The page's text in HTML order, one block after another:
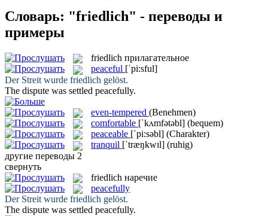
Словарь: "friedlich" - переводы и
примеры
friedlich прилагательное
peaceful [ˈpi:sful]
Der Streit wurde friedlich gelöst.
The dispute was settled peacefully.
even-tempered (Benehmen)
comfortable [ˈkʌmfətəbl] (bequem)
peaceable [ˈpi:səbl] (Charakter)
tranquil [ˈtræŋkwɪl] (ruhig)
другие переводы 2
свернуть
friedlich наречие
peacefully
Der Streit wurde friedlich gelöst.
The dispute was settled peacefully.